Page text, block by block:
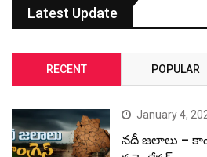
Latest Update
RECENT POPULAR
January 4,
నదీ జలాలు –